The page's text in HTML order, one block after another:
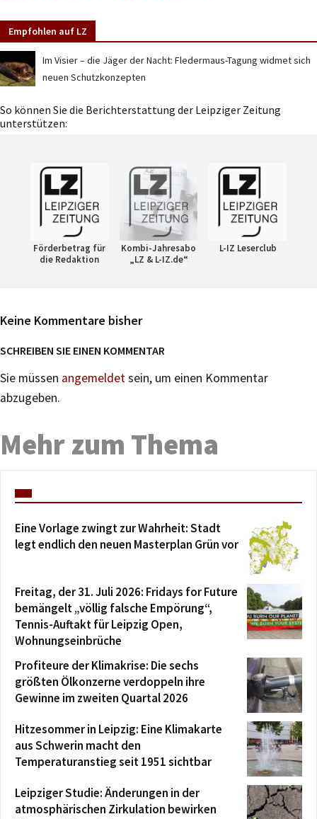
Empfohlen auf LZ
Im Visier – die Jäger der Nacht: Fledermaus-Tagung widmet sich
neuen Schutzkonzepten
So können Sie die Berichterstattung der Leipziger Zeitung
unterstützen:
Förderbetrag für
die Redaktion
Kombi-Jahresabo
„LZ & L-IZ.de“
L-IZ Leserclub
Keine Kommentare bisher
SCHREIBEN SIE EINEN KOMMENTAR
Sie müssen angemeldetsein, um einen Kommentar
abzugeben.
Mehr zum Thema
Eine Vorlage zwingt zur Wahrheit: Stadt
legt endlich den neuen Masterplan Grün vor
Freitag, der 31. Juli 2026: Fridays for Future
bemängelt „völlig falsche Empörung“,
Tennis-Auftakt für Leipzig Open,
Wohnungseinbrüche
Profiteure der Klimakrise: Die sechs
größten Ölkonzerne verdoppeln ihre
Gewinne im zweiten Quartal 2026
Hitzesommer in Leipzig: Eine Klimakarte
aus Schwerin macht den
Temperaturanstieg seit 1951 sichtbar
Leipziger Studie: Änderungen in der
atmosphärischen Zirkulation bewirken